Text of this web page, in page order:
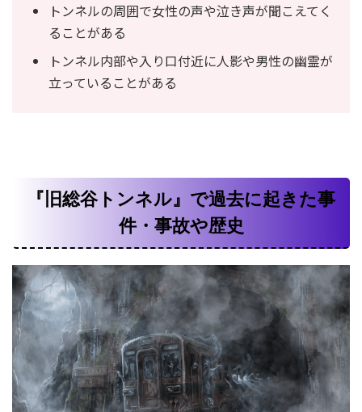
トンネルの周囲で女性の声や泣き声が聞こえてく
ることがある
トンネル内部や入り口付近に人影や男性の幽霊が
立っていることがある
『旧総谷トンネル』で過去に起きた事
件・事故や歴史